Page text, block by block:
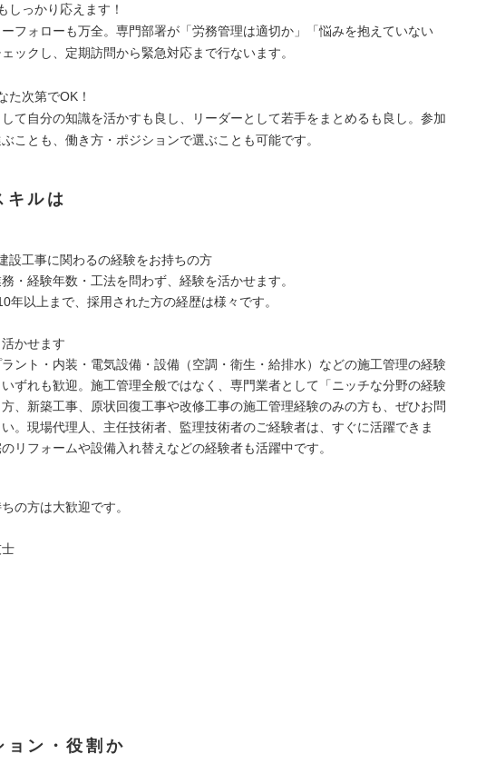
しっかり応えます！
フォローも万全。専門部署が「労務管理は適切か」「悩みを抱えていない
ックし、定期訪問から緊急対応まで行ないます。
た次第でOK！
て自分の知識を活かすも良し、リーダーとして若手をまとめるも良し。参加
ことも、働き方・ポジションで選ぶことも可能です。
キルは
設工事に関わるの経験をお持ちの方
・経験年数・工法を問わず、経験を活かせます。
年以上まで、採用された方の経歴は様々です。
かせます
ント・内装・電気設備・設備（空調・衛生・給排水）などの施工管理の経験
ずれも歓迎。施工管理全般ではなく、専門業者として「ニッチな分野の経験
、新築工事、原状回復工事や改修工事の施工管理経験のみの方も、ぜひお問
。現場代理人、主任技術者、監理技術者のご経験者は、すぐに活躍できま
リフォームや設備入れ替えなどの経験者も活躍中です。
の方は大歓迎です。
士
ョン・役割か